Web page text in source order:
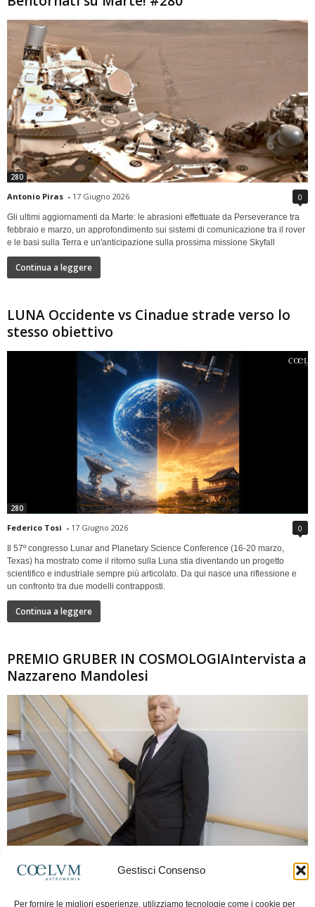
Gestisci Consenso
Per fornire le migliori esperienze, utilizziamo tecnologie come i cookie per
280
Antonio Piras - 17 Giugno 2026 0
Gli ultimi aggiornamenti da Marte: le abrasioni effettuate da Perseverance tra
febbraio e marzo, un approfondimento sui sistemi di comunicazione tra il rover
e le basi sulla Terra e un'anticipazione sulla prossima missione Skyfall
Continua a leggere
LUNA Occidente vs Cinadue strade verso lo
stesso obiettivo
280
Federico Tosi - 17 Giugno 2026 0
Il 57º congresso Lunar and Planetary Science Conference (16-20 marzo,
Texas) ha mostrato come il ritorno sulla Luna stia diventando un progetto
scientifico e industriale sempre più articolato. Da qui nasce una riflessione e
un confronto tra due modelli contrapposti.
Continua a leggere
PREMIO GRUBER IN COSMOLOGIAIntervista a
Nazzareno Mandolesi
Frida Paolella - 16 Giugno 2026 0
spaziale europea e della missione Planck. Il dialogo ripercorre i principali